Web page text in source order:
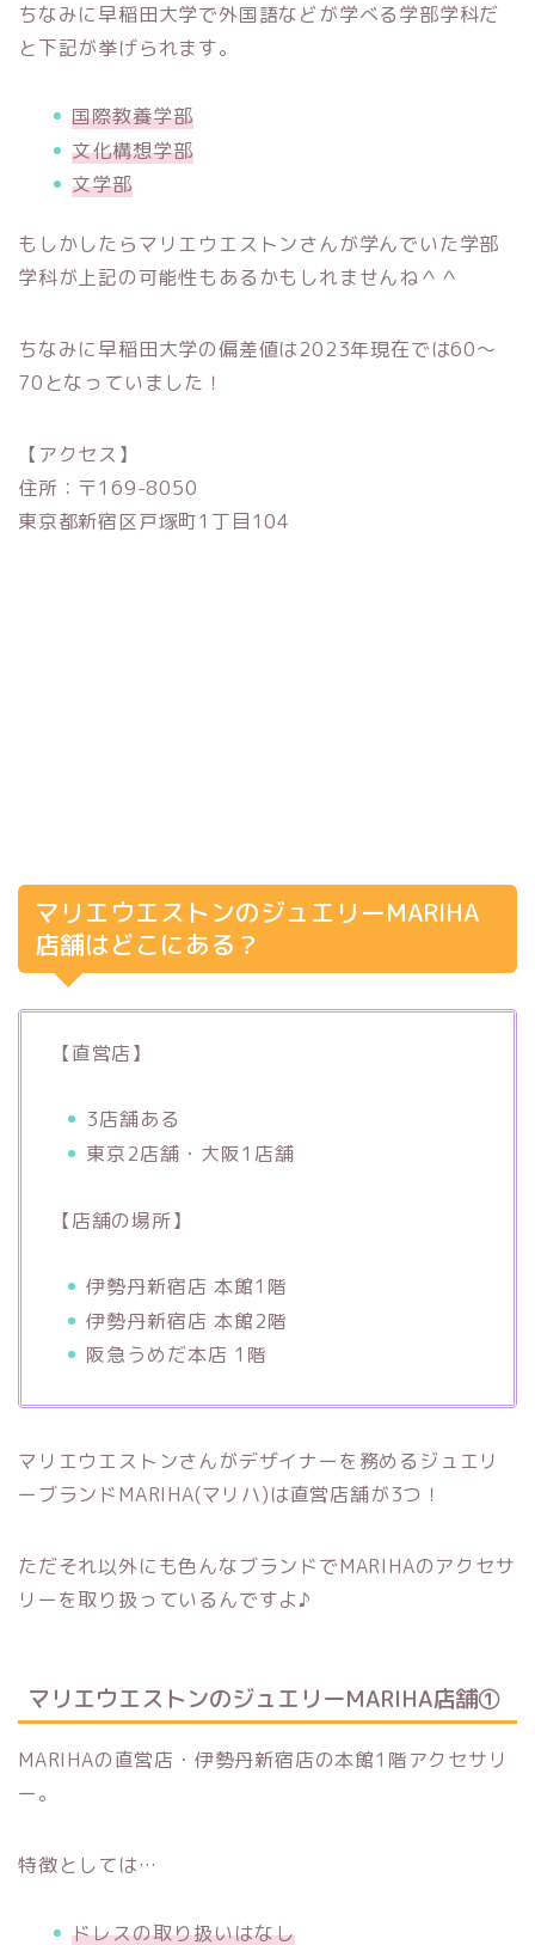
ちなみに早稲田大学で外国語などが学べる学部学科だ
と下記が挙げられます。
国際教養学部
文化構想学部
文学部
もしかしたらマリエウエストンさんが学んでいた学部
学科が上記の可能性もあるかもしれませんね＾＾
ちなみに早稲田大学の偏差値は2023年現在では60〜
70となっていました！
【アクセス】
住所：〒169-8050
東京都新宿区戸塚町1丁目104
マリエウエストンのジュエリーMARIHA
店舗はどこにある？
【直営店】
3店舗ある
東京2店舗・大阪1店舗
【店舗の場所】
伊勢丹新宿店 本館1階
伊勢丹新宿店 本館2階
阪急うめだ本店 1階
マリエウエストンさんがデザイナーを務めるジュエリ
ーブランドMARIHA(マリハ)は直営店舗が3つ！
ただそれ以外にも色んなブランドでMARIHAのアクセサ
リーを取り扱っているんですよ♪
マリエウエストンのジュエリーMARIHA店舗①
MARIHAの直営店・伊勢丹新宿店の本館1階アクセサリ
ー。
特徴としては…
ドレスの取り扱いはなし